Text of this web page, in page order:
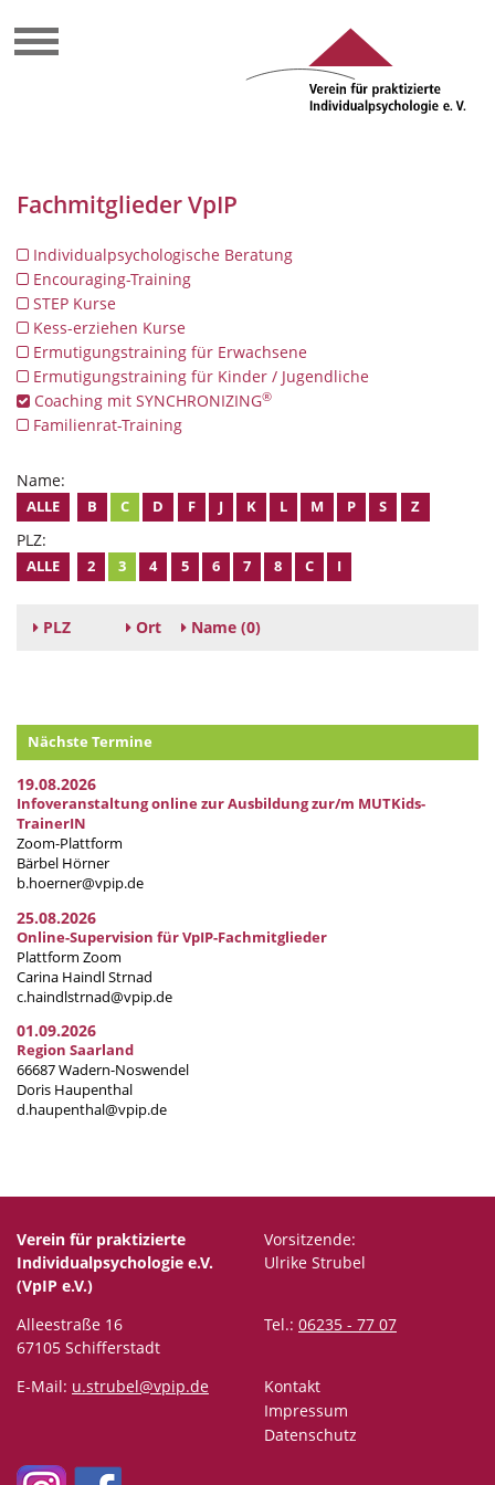
Fachmitglieder VpIP
Individualpsychologische Beratung
Encouraging-Training
STEP Kurse
Kess-erziehen Kurse
Ermutigungstraining für Erwachsene
Ermutigungstraining für Kinder / Jugendliche
Coaching mit SYNCHRONIZING®
Familienrat-Training
Name:
ALLE B C D F J K L M P S Z
PLZ:
ALLE 2 3 4 5 6 7 8 C I
PLZ Ort Name (0)
Nächste Termine
19.08.2026
Infoveranstaltung online zur Ausbildung zur/m MUTKids-
TrainerIN
Zoom-Plattform
Bärbel Hörner
b.hoerner@vpip.de
25.08.2026
Online-Supervision für VpIP-Fachmitglieder
Plattform Zoom
Carina Haindl Strnad
c.haindlstrnad@vpip.de
01.09.2026
Region Saarland
66687 Wadern-Noswendel
Doris Haupenthal
d.haupenthal@vpip.de
Verein für praktizierte
Individualpsychologie e.V.
(VpIP e.V.)
Vorsitzende:
Ulrike Strubel
Alleestraße 16
67105 Schifferstadt
Tel.: 06235 - 77 07
E-Mail: u.strubel@vpip.de
Kontakt
Impressum
Datenschutz